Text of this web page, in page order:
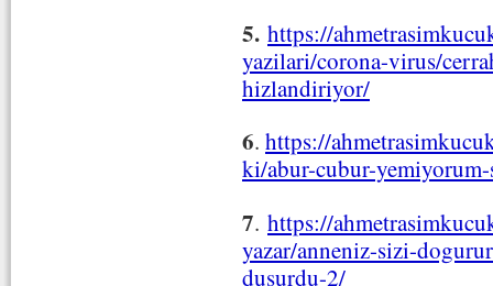
5. https://
yazilari/corona-virus/
hizlandiriyor/
6. https://
ki/abur-cubur-
7. https://
yazar/anneniz-sizi-
dusurdu-2/